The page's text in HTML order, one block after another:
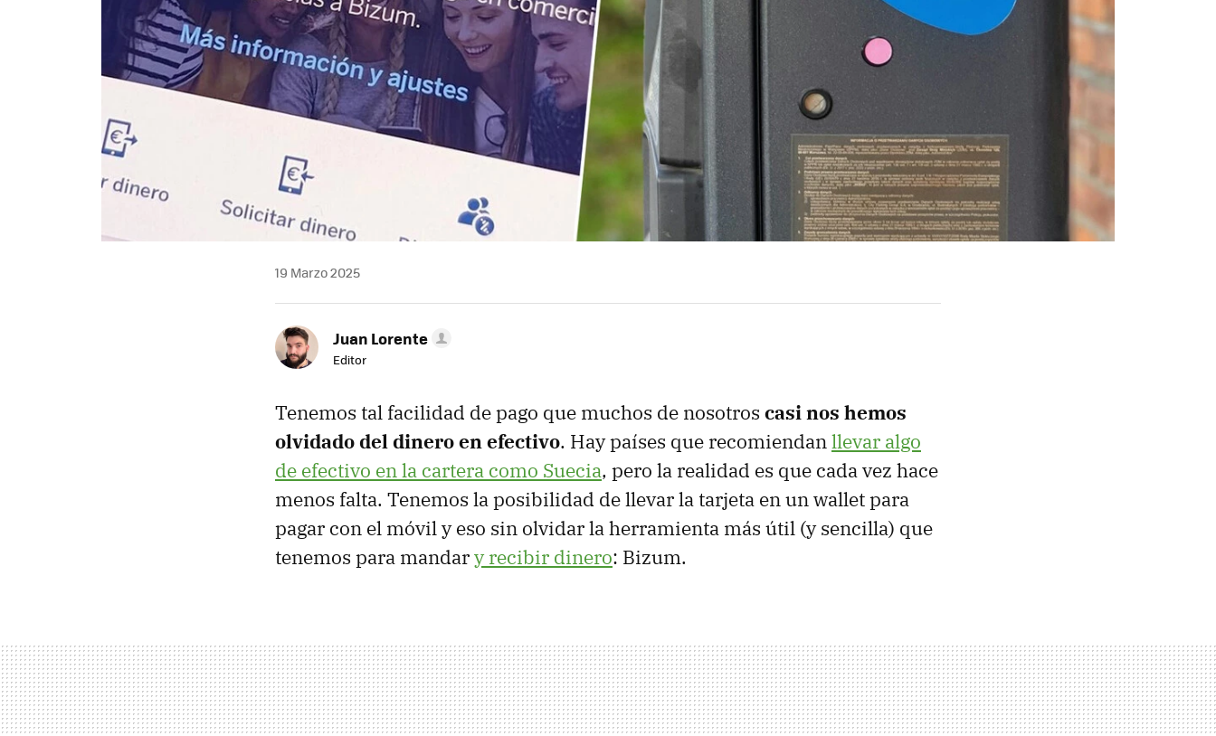
19 Marzo 2025
Juan Lorente
Editor
Tenemos tal facilidad de pago que muchos de nosotros casi nos hemos
olvidado del dinero en efectivo. Hay países que recomiendanllevar algo
de efectivo en la cartera como Suecia, pero la realidad es que cada vez hace
menos falta. Tenemos la posibilidad de llevar la tarjeta en un wallet para
pagar con el móvil y eso sin olvidar la herramienta más útil (y sencilla) que
tenemos para mandary recibir dinero: Bizum.